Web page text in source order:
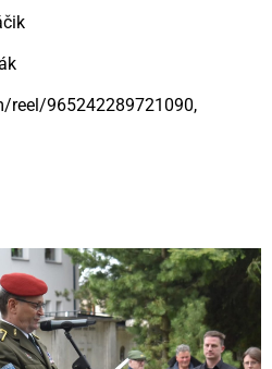
reel/965242289721090,